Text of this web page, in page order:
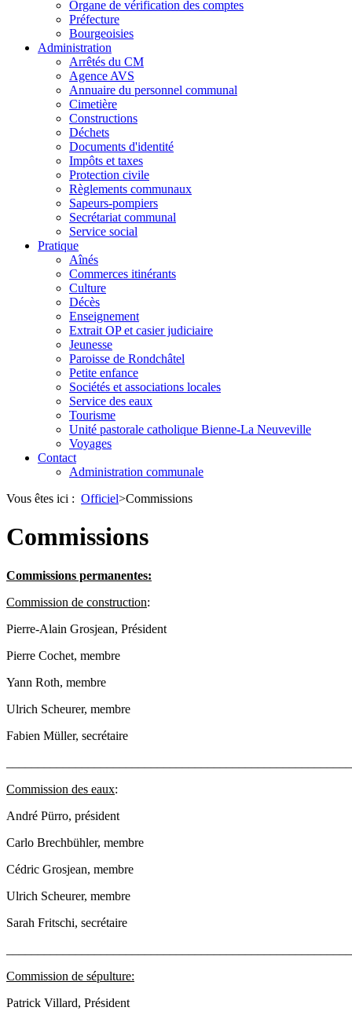
Organe de vérification des comptes
Préfecture
Bourgeoisies
Administration
Arrêtés du CM
Agence AVS
Annuaire du personnel communal
Cimetière
Constructions
Déchets
Documents d'identité
Impôts et taxes
Protection civile
Règlements communaux
Sapeurs-pompiers
Secrétariat communal
Service social
Pratique
Aînés
Commerces itinérants
Culture
Décès
Enseignement
Extrait OP et casier judiciaire
Jeunesse
Paroisse de Rondchâtel
Petite enfance
Sociétés et associations locales
Service des eaux
Tourisme
Unité pastorale catholique Bienne-La Neuveville
Voyages
Contact
Administration communale
Vous êtes ici : Officiel>Commissions
Commissions
Commissions permanentes:
Commission de construction:
Pierre-Alain Grosjean, Président
Pierre Cochet, membre
Yann Roth, membre
Ulrich Scheurer, membre
Fabien Müller, secrétaire
Commission des eaux:
André Pürro, président
Carlo Brechbühler, membre
Cédric Grosjean, membre
Ulrich Scheurer, membre
Sarah Fritschi, secrétaire
Commission de sépulture:
Patrick Villard, Président